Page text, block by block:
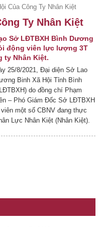
Của Công Ty Nhân Kiệt
Ty Nhân Kiệt
Sở LĐTBXH Bình Dương
động viên lực lượng 3T
ty Nhân Kiệt.
25/8/2021, Đại diện Sở Lao
Binh Xã Hội Tỉnh Bình
do đồng chí Phạm
– Phó Giám Đốc Sở LĐTBXH
một số CBNV đang thực
Lực Nhân Kiệt (Nhân Kiệt).